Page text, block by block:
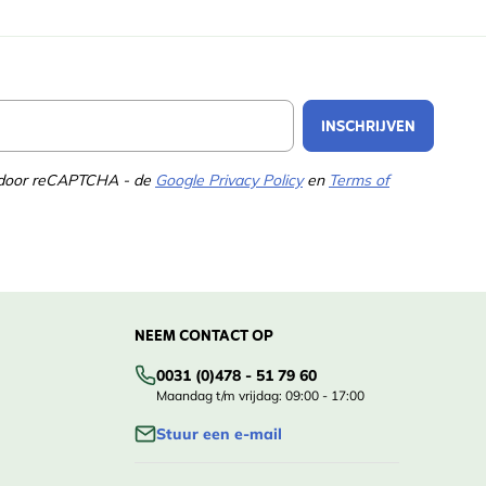
INSCHRIJVEN
reCAPTCHA - de Google Privacy Policyen Terms of
NEEM CONTACT OP
0031 (0)478 - 51 79 60
Maandag t/m vrijdag: 09:00 - 17:00
Stuur een e-mail